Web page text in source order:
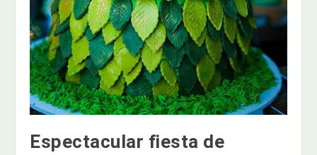
Espectacular fiesta de